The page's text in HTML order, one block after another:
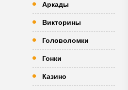
Аркады
Викторины
Головоломки
Гонки
Казино